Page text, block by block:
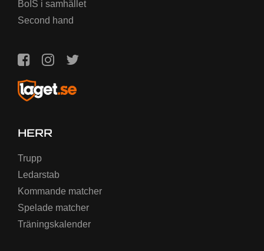
BoIS i samhället
Second hand
HERR
Trupp
Ledarstab
Kommande matcher
Spelade matcher
Träningskalender